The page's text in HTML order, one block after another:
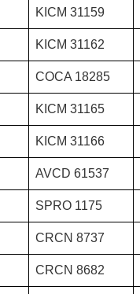
KICM 31159
KICM 31162
COCA 18285
KICM 31165
KICM 31166
AVCD 61537
SPRO 1175
CRCN 8737
CRCN 8682